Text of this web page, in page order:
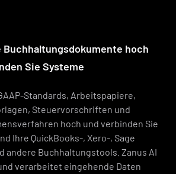
Buchhaltungsdokumente hoch
Sie Systeme
Standards, Arbeitspapiere,
Steuervorschriften und
hoch und verbinden Sie
Ihre QuickBooks-, Xero-, Sage
andere Buchhaltungstools. Zanus AI
verarbeitet eingehende Daten